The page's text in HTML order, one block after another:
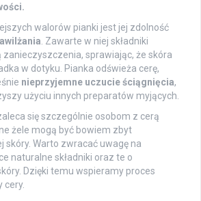
walorów pianki jest jej zdolność
. Zawarte w niej składniki
sprawiając, że skóra
w dotyku. Pianka odświeża cerę,
nieprzyjemne uczucie ściągnięcia,
użyciu innych preparatów myjących.
się szczególnie osobom z cerą
żele mogą być bowiem zbyt
skóry. Warto zwracać uwagę na
naturalne składniki oraz te o
Dzięki temu wspieramy proces
cery.